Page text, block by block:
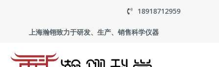
content
18918712959
上海瀚翎致力于研发、生产、销售科学仪器